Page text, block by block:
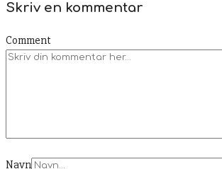
Skriv en kommentar
Comment
Navn